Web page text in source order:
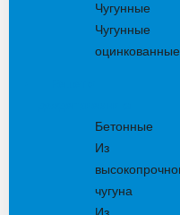
Чугунные
Чугунные
оцинкованные
Бетонные
Из
чугуна